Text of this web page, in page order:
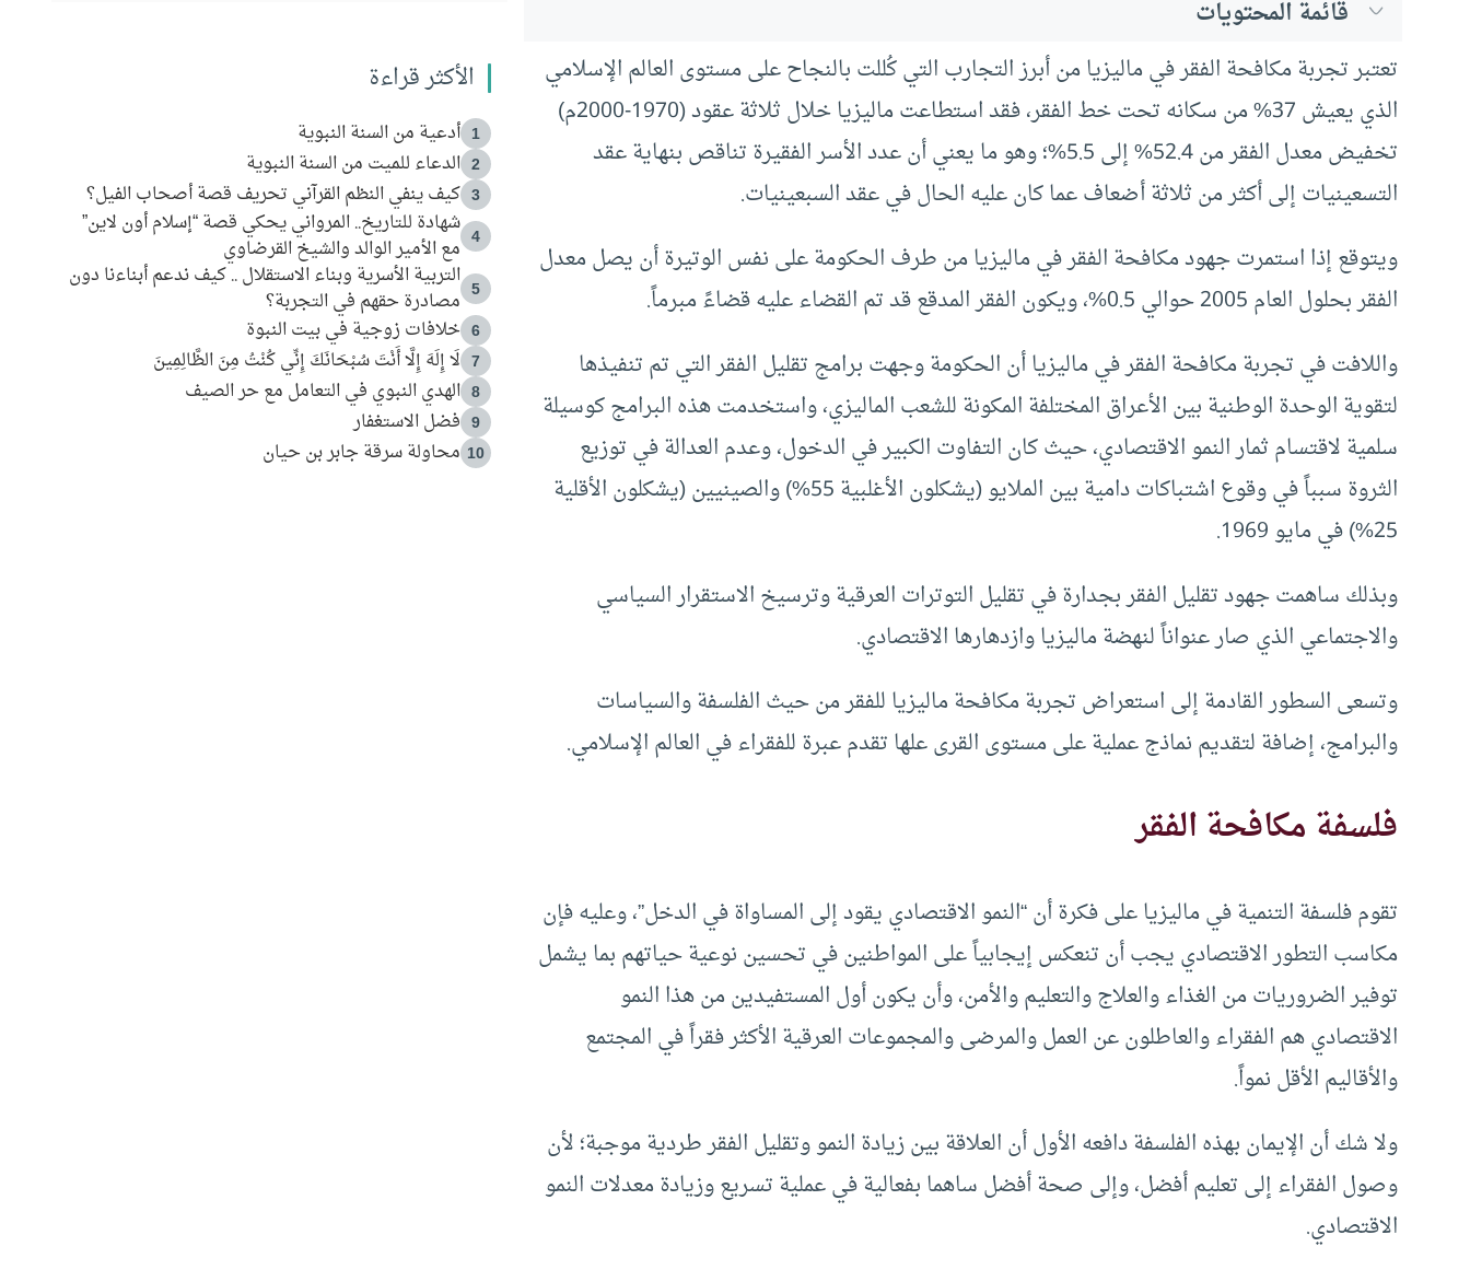
قائمة المحتويات
تعتبر تجربة مكافحة الفقر في ماليزيا من أبرز التجارب التي كُللت بالنجاح على مستوى العالم الإسلامي
الذي يعيش 37% من سكانه تحت خط الفقر، فقد استطاعت ماليزيا خلال ثلاثة عقود (1970-2000م)
تخفيض معدل الفقر من 52.4% إلى 5.5%؛ وهو ما يعني أن عدد الأسر الفقيرة تناقص بنهاية عقد
التسعينيات إلى أكثر من ثلاثة أضعاف عما كان عليه الحال في عقد السبعينيات.
ويتوقع إذا استمرت جهود مكافحة الفقر في ماليزيا من طرف الحكومة على نفس الوتيرة أن يصل معدل
الفقر بحلول العام 2005 حوالي 0.5%، ويكون الفقر المدقع قد تم القضاء عليه قضاءً مبرماً.
واللافت في تجربة مكافحة الفقر في ماليزيا أن الحكومة وجهت برامج تقليل الفقر التي تم تنفيذها
لتقوية الوحدة الوطنية بين الأعراق المختلفة المكونة للشعب الماليزي، واستخدمت هذه البرامج كوسيلة
سلمية لاقتسام ثمار النمو الاقتصادي، حيث كان التفاوت الكبير في الدخول، وعدم العدالة في توزيع
الثروة سبباً في وقوع اشتباكات دامية بين الملايو (يشكلون الأغلبية 55%) والصينيين (يشكلون الأقلية
25%) في مايو 1969.
وبذلك ساهمت جهود تقليل الفقر بجدارة في تقليل التوترات العرقية وترسيخ الاستقرار السياسي
والاجتماعي الذي صار عنواناً لنهضة ماليزيا وازدهارها الاقتصادي.
وتسعى السطور القادمة إلى استعراض تجربة مكافحة ماليزيا للفقر من حيث الفلسفة والسياسات
والبرامج، إضافة لتقديم نماذج عملية على مستوى القرى علها تقدم عبرة للفقراء في العالم الإسلامي.
فلسفة مكافحة الفقر
تقوم فلسفة التنمية في ماليزيا على فكرة أن “النمو الاقتصادي يقود إلى المساواة في الدخل”، وعليه فإن
مكاسب التطور الاقتصادي يجب أن تنعكس إيجابياً على المواطنين في تحسين نوعية حياتهم بما يشمل
توفير الضروريات من الغذاء والعلاج والتعليم والأمن، وأن يكون أول المستفيدين من هذا النمو
الاقتصادي هم الفقراء والعاطلون عن العمل والمرضى والمجموعات العرقية الأكثر فقراً في المجتمع
والأقاليم الأقل نمواً.
ولا شك أن الإيمان بهذه الفلسفة دافعه الأول أن العلاقة بين زيادة النمو وتقليل الفقر طردية موجبة؛ لأن
وصول الفقراء إلى تعليم أفضل، وإلى صحة أفضل ساهما بفعالية في عملية تسريع وزيادة معدلات النمو
الاقتصادي.
الأكثر قراءة
1 أدعية من السنة النبوية
2 الدعاء للميت من السنة النبوية
3 كيف ينفي النظم القرآني تحريف قصة أصحاب الفيل؟
4
شهادة للتاريخ.. المرواني يحكي قصة “إسلام أون لاين”
مع الأمير الوالد والشيخ القرضاوي
5
التربية الأسرية وبناء الاستقلال .. كيف ندعم أبناءنا دون
مصادرة حقهم في التجربة؟
6 خلافات زوجية في بيت النبوة
7 لَا إِلَهَ إِلَّا أَنْتَ سُبْحَانَكَ إِنِّي كُنْتُ مِنَ الظَّالِمِينَ
8 الهدي النبوي في التعامل مع حر الصيف
9 فضل الاستغفار
10 محاولة سرقة جابر بن حيان